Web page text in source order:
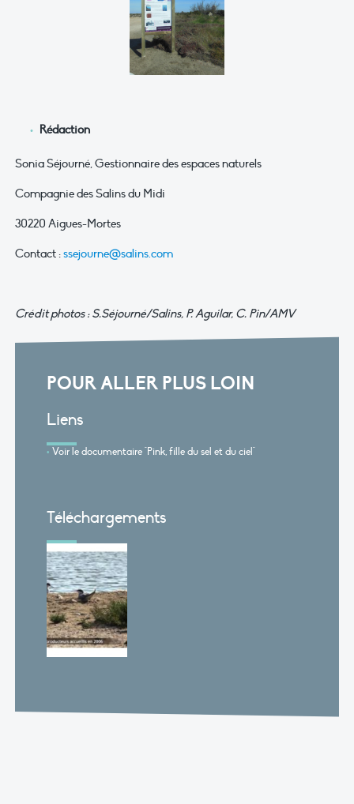
Rédaction
Sonia Séjourné, Gestionnaire des espaces naturels
Compagnie des Salins du Midi
30220 Aigues-Mortes
Contact :ssejourne@salins.com
Crédit photos : S.Séjourné/Salins, P. Aguilar, C. Pin/AMV
POUR ALLER PLUS LOIN
Liens
Voir le documentaire "Pink, fille du sel et du ciel"
Téléchargements